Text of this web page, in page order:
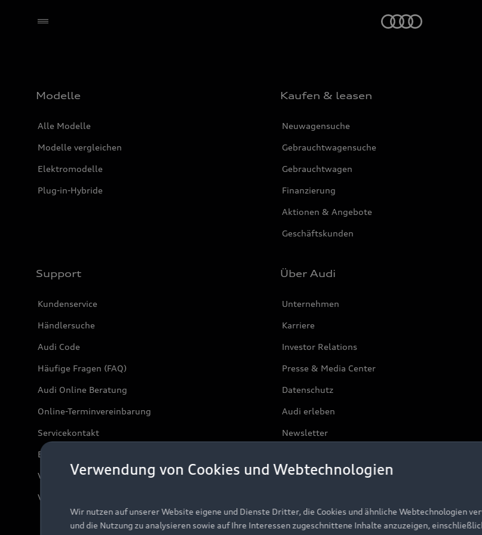
Modelle
Alle Modelle
Modelle vergleichen
Elektromodelle
Plug-in-Hybride
Kaufen & leasen
Neuwagensuche
Gebrauchtwagensuche
Gebrauchtwagen
Finanzierung
Aktionen & Angebote
Geschäftskunden
Support
Kundenservice
Händlersuche
Audi Code
Häufige Fragen (FAQ)
Audi Online Beratung
Online-Terminvereinbarung
Servicekontakt
Bordbuch & Bedienungsanleitungen
Verträge kündigen
Vertrag widerrufen
Über Audi
Unternehmen
Karriere
Investor Relations
Presse & Media Center
Datenschutz
Audi erleben
Newsletter
Verwendung von Cookies und Webtechnologien
Wir nutzen auf unserer Website eigene und Dienste Dritter, die Cookies und ähnliche Webtechnologien
und die Nutzung zu analysieren sowie auf Ihre Interessen zugeschnittene Inhalte anzuzeigen,